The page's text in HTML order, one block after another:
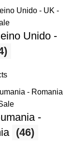
Unido -
-
(46)